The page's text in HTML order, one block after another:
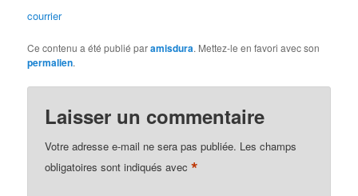
courrier
Ce contenu a été publié paramisdura. Mettez-le en favori avec son
permalien.
Laisser un commentaire
Votre adresse e-mail ne sera pas publiée. Les champs
obligatoires sont indiqués avec*